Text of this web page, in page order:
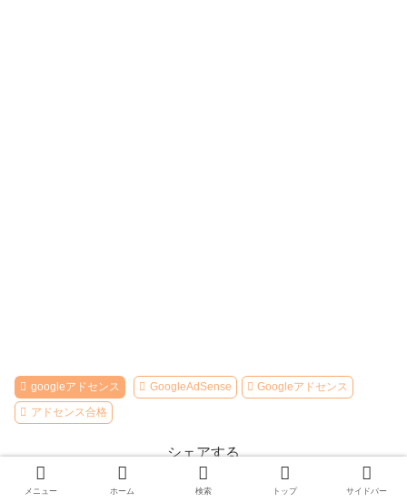
googleアドセンス GoogleAdSense
Googleアドセンス
アドセンス合格
シェアする
Facebook はてブ
メニュー ホーム 検索 トップ サイドバー